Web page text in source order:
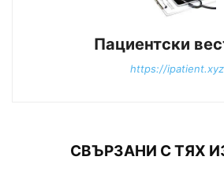
Пациентски
https://ipatient.xyz
СВЪРЗАНИ С ТЯХ